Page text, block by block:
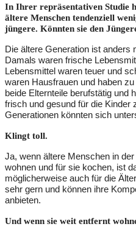
In Ihrer repräsentativen Studie
ältere Menschen tendenziell
jüngere. Könnten sie den
Die ältere Generation ist anders
Damals waren frische
Lebensmittel waren teuer und
waren Hausfrauen und haben
beide Elternteile berufstätig und
frisch und gesund für die Kinder
Generationen könnten sich
Klingt toll.
Ja, wenn ältere Menschen in
wohnen und für sie kochen, ist
möglicherweise auch für die
sehr gern und können ihre
anbieten.
Und wenn sie weit entfernt